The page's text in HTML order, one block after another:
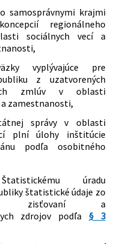
COVID-19 v
predpisov
Slovenskej republiky,
nariadenie vlády
č. 102/2020 Z. z. o
v oblasti
rodiny a služieb
v čase mimoriadnej
stavu alebo
stavu vyhláseného v
COVID-19 v
predpisov
Slovenskej republiky,
a dopĺňa nariadenie
republiky č. 93/2022 Z.
opatreniach v oblasti
rodiny a služieb
v čase mimoriadnej
samosprávnymi krajmi
regionálneho
sociálnych vecí a
vyplývajúce pre
z uzatvorených
zmlúv v oblasti
zamestnanosti,
správy v oblasti
plní úlohy inštitúcie
podľa osobitného
úradu
štatistické údaje zo
zisťovaní a
zdrojov podľa § 3